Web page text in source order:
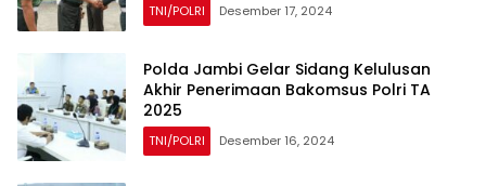
TNI/POLRI Desember 17, 2024
Polda Jambi Gelar Sidang Kelulusan
Akhir Penerimaan Bakomsus Polri TA
2025
TNI/POLRI Desember 16, 2024